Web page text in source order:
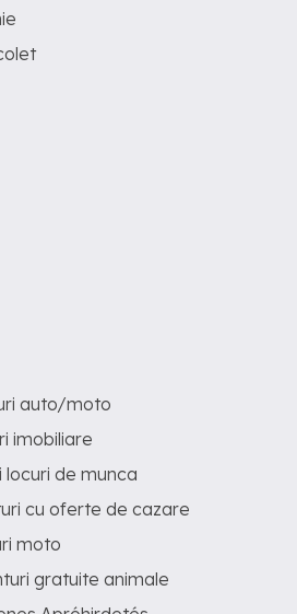
auto/moto
imobiliare
locuri de munca
cu oferte de cazare
moto
gratuite animale